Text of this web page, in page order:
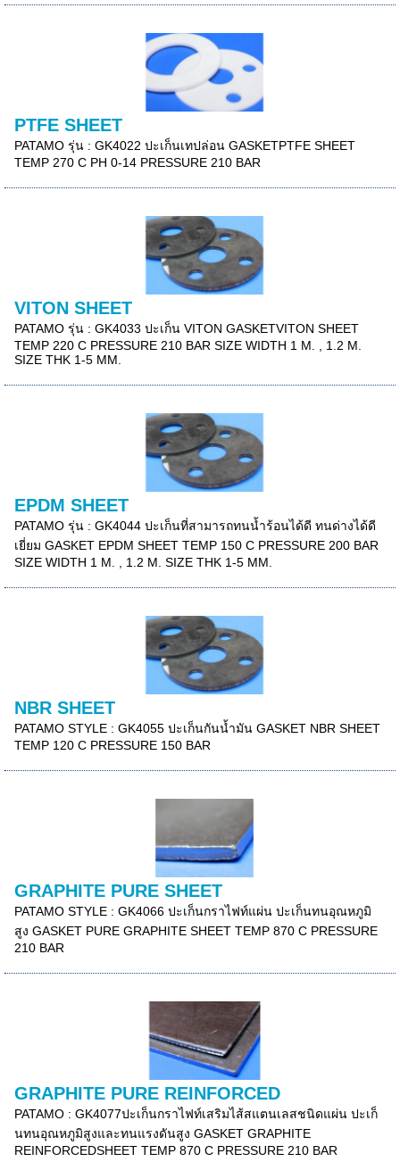
PTFE SHEET
PATAMO รุ่น : GK4022 ปะเก็นเทปล่อน GASKETPTFE SHEET
TEMP 270 C PH 0-14 PRESSURE 210 BAR
VITON SHEET
PATAMO รุ่น : GK4033 ปะเก็น VITON GASKETVITON SHEET
TEMP 220 C PRESSURE 210 BAR SIZE WIDTH 1 M. , 1.2 M.
SIZE THK 1-5 MM.
EPDM SHEET
PATAMO รุ่น : GK4044 ปะเก็นที่สามารถทนน้ำร้อนได้ดี ทนด่างได้ดี
เยี่ยม GASKET EPDM SHEET TEMP 150 C PRESSURE 200 BAR
SIZE WIDTH 1 M. , 1.2 M. SIZE THK 1-5 MM.
NBR SHEET
PATAMO STYLE : GK4055 ปะเก็นกันน้ำมัน GASKET NBR SHEET
TEMP 120 C PRESSURE 150 BAR
GRAPHITE PURE SHEET
PATAMO STYLE : GK4066 ปะเก็นกราไฟท์แผ่น ปะเก็นทนอุณหภูมิ
สูง GASKET PURE GRAPHITE SHEET TEMP 870 C PRESSURE
210 BAR
GRAPHITE PURE REINFORCED
PATAMO : GK4077ปะเก็นกราไฟท์เสริมไส้สแตนเลสชนิดแผ่น ปะเก็
นทนอุณหภูมิสูงและทนแรงดันสูง GASKET GRAPHITE
REINFORCEDSHEET TEMP 870 C PRESSURE 210 BAR